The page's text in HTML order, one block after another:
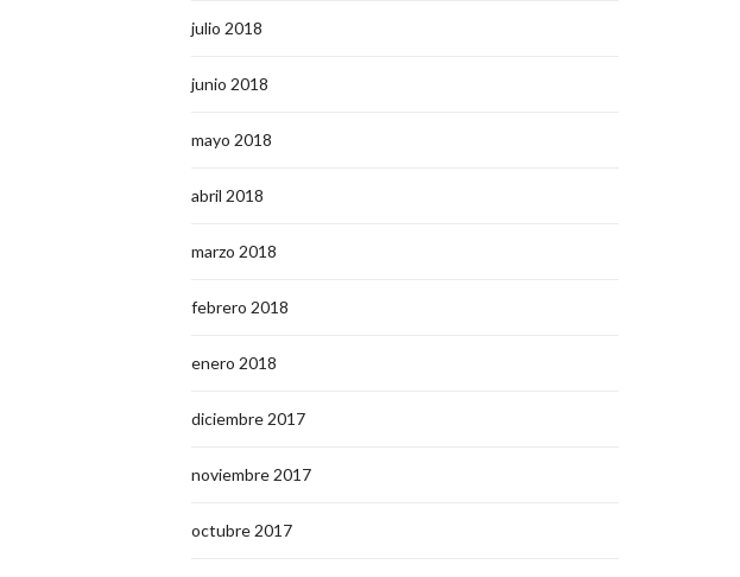
julio 2018
junio 2018
mayo 2018
abril 2018
marzo 2018
febrero 2018
enero 2018
diciembre 2017
noviembre 2017
octubre 2017